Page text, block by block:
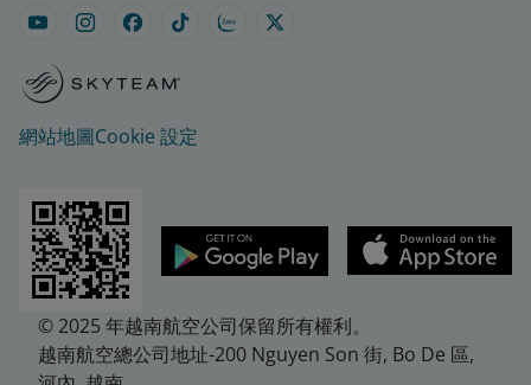
網站地圖Cookie 設定
© 2025 年越南航空公司保留所有權利。
越南航空總公司地址-200 Nguyen Son 街, Bo De 區,